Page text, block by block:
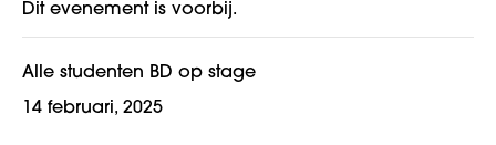
Dit evenement is voorbij.
Alle studenten BD op stage
14 februari, 2025